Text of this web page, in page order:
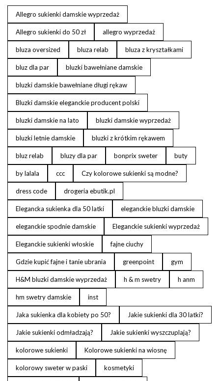
Allegro sukienki damskie wyprzedaż
Allegro sukienki do 50 zł allegro wyprzedaż
bluza oversized bluza relab bluza z kryształkami
bluz dla par bluzki bawełniane damskie
bluzki damskie bawełniane długi rękaw
Bluzki damskie eleganckie producent polski
bluzki damskie na lato bluzki damskie wyprzedaż
bluzki letnie damskie bluzki z krótkim rękawem
bluz relab bluzy dla par bonprix sweter buty
by lalala ccc Czy kolorowe sukienki są modne?
dress code drogeria ebutik.pl
Elegancka sukienka dla 50 latki eleganckie bluzki damskie
eleganckie spodnie damskie Eleganckie sukienki wyprzedaż
Eleganckie sukienki włoskie fajne ciuchy
Gdzie kupić fajne i tanie ubrania greenpoint gym
H&M bluzki damskie wyprzedaż h & m swetry h anm
hm swetry damskie inst
Jaka sukienka dla kobiety po 50? Jakie sukienki dla 30 latki?
Jakie sukienki odmładzają? Jakie sukienki wyszczuplają?
kolorowe sukienki Kolorowe sukienki na wiosnę
kolorowy sweter w paski kosmetyki